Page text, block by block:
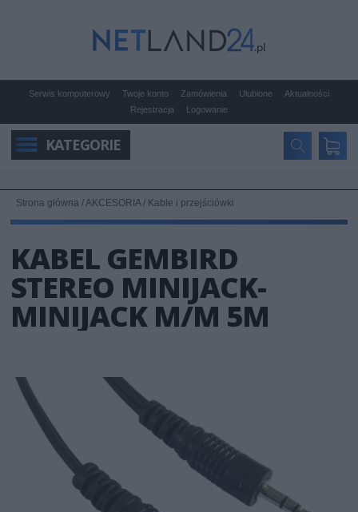
Serwis komputerowy Twoje konto Zamówienia Ulubione
Aktualności
Rejestracja
Logowanie
KATEGORIE
Strona główna /AKCESORIA/ Kable i przejściówki
KABEL GEMBIRD
STEREO MINIJACK-
MINIJACK M/M 5M